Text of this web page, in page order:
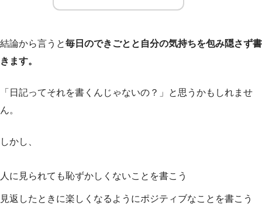
結論から言うと毎日のできごとと自分の気持ちを包み隠さず書
きます。
「日記ってそれを書くんじゃないの？」と思うかもしれませ
ん。
しかし、
人に見られても恥ずかしくないことを書こう
見返したときに楽しくなるようにポジティブなことを書こう